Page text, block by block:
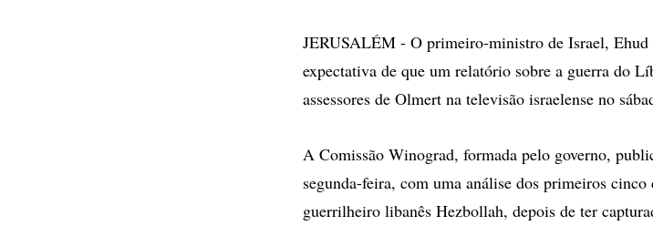
JERUSALÉM - O primeiro-ministro de Israel, Ehud
expectativa de que um relatório sobre a guerra do
assessores de Olmert na televisão israelense no
A Comissão Winograd, formada pelo governo,
segunda-feira, com uma análise dos primeiros
guerrilheiro libanês Hezbollah, depois de ter